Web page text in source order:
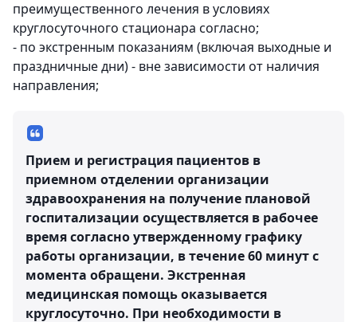
преимущественного лечения в условиях
круглосуточного стационара согласно;
- по экстренным показаниям (включая выходные и
праздничные дни) - вне зависимости от наличия
направления;
Прием и регистрация пациентов в
приемном отделении организации
здравоохранения на получение плановой
госпитализации осуществляется в рабочее
время согласно утвержденному графику
работы организации, в течение 60 минут с
момента обращени. Экстренная
медицинская помощь оказывается
круглосуточно. При необходимости в